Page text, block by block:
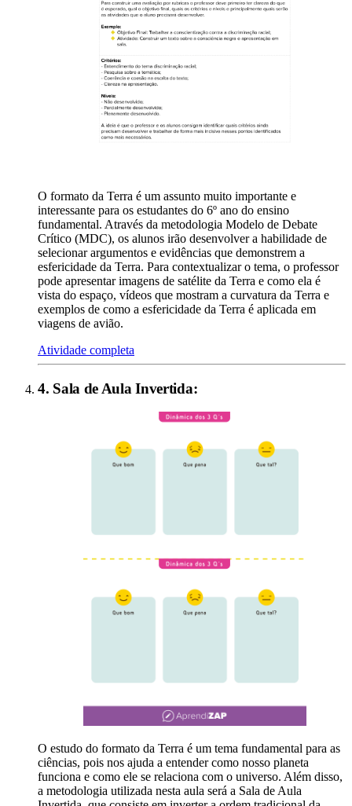
O formato da Terra é um assunto muito importante e
interessante para os estudantes do 6º ano do ensino
fundamental. Através da metodologia Modelo de Debate
Crítico (MDC), os alunos irão desenvolver a habilidade de
selecionar argumentos e evidências que demonstrem a
esfericidade da Terra. Para contextualizar o tema, o professor
pode apresentar imagens de satélite da Terra e como ela é
vista do espaço, vídeos que mostram a curvatura da Terra e
exemplos de como a esfericidade da Terra é aplicada em
viagens de avião.
Atividade completa
4. Sala de Aula Invertida:
O estudo do formato da Terra é um tema fundamental para as
ciências, pois nos ajuda a entender como nosso planeta
funciona e como ele se relaciona com o universo. Além disso,
a metodologia utilizada nesta aula será a Sala de Aula